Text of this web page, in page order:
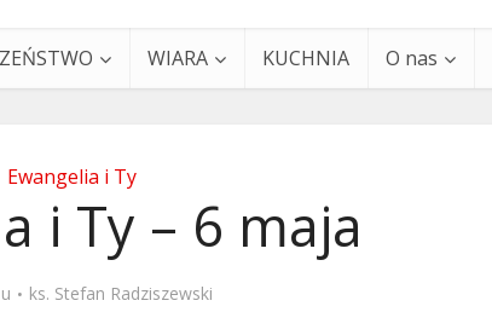
WIARA KUCHNIA O nas
Ewangelia i Ty
i Ty – 6 maja
ks. Stefan Radziszewski
i Ty – 29 grudnia